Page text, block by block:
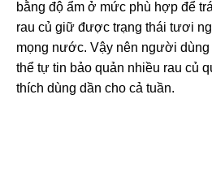
bằng độ ẩm ở mức phù hợp để
rau củ giữ được trạng thái tươi
mọng nước. Vậy nên người dùng
thể tự tin bảo quản nhiều rau củ
thích dùng dần cho cả tuần.